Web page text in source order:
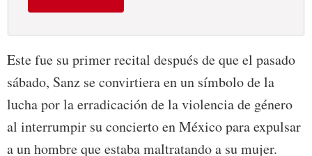
Este fue su primer recital después de que el pasado
sábado, Sanz se convirtiera en un símbolo de la
lucha por la erradicación de la violencia de género
al interrumpir su concierto en México para expulsar
a un hombre que estaba maltratando a su mujer.